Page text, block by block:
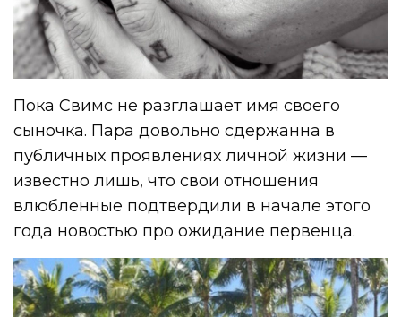
Пока Свимс не разглашает имя своего
сыночка. Пара довольно сдержанна в
публичных проявлениях личной жизни —
известно лишь, что свои отношения
влюбленные подтвердили в начале этого
года новостью про ожидание первенца.